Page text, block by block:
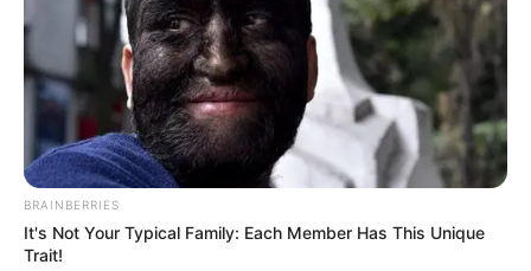
BRAINBERRIES
It's Not Your Typical Family: Each Member Has This Unique
Trait!